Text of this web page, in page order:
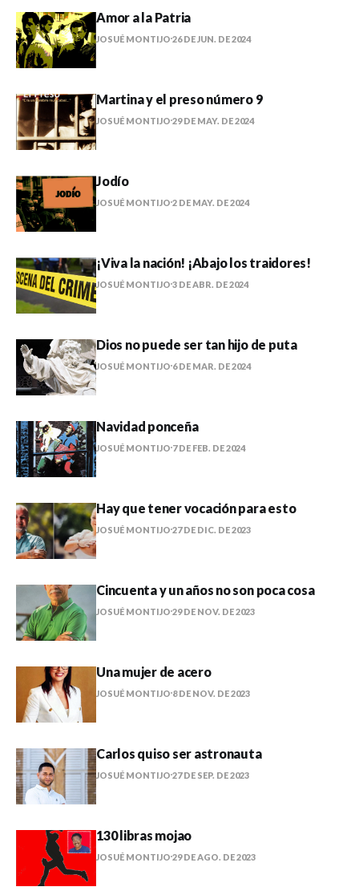
Amor a la Patria
JOSUÉ MONTIJO 26 DE JUN. DE 2024
Martina y el preso número 9
JOSUÉ MONTIJO 29 DE MAY. DE 2024
Jodío
JOSUÉ MONTIJO 2 DE MAY. DE 2024
¡Viva la nación! ¡Abajo los traidores!
JOSUÉ MONTIJO 3 DE ABR. DE 2024
Dios no puede ser tan hijo de puta
JOSUÉ MONTIJO 6 DE MAR. DE 2024
Navidad ponceña
JOSUÉ MONTIJO 7 DE FEB. DE 2024
Hay que tener vocación para esto
JOSUÉ MONTIJO 27 DE DIC. DE 2023
Cincuenta y un años no son poca cosa
JOSUÉ MONTIJO 29 DE NOV. DE 2023
Una mujer de acero
JOSUÉ MONTIJO 8 DE NOV. DE 2023
Carlos quiso ser astronauta
JOSUÉ MONTIJO 27 DE SEP. DE 2023
130 libras mojao
JOSUÉ MONTIJO 29 DE AGO. DE 2023